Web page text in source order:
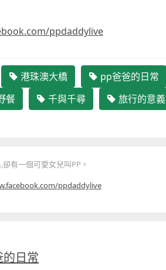
ppdaddylive
港珠澳大橋 pp爸爸的日常
餐
千與千尋 旅行的意義
有一個可愛女兒叫PP。
ppdaddylive
的日常